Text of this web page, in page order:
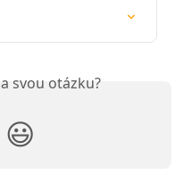
svou otázku?
😃